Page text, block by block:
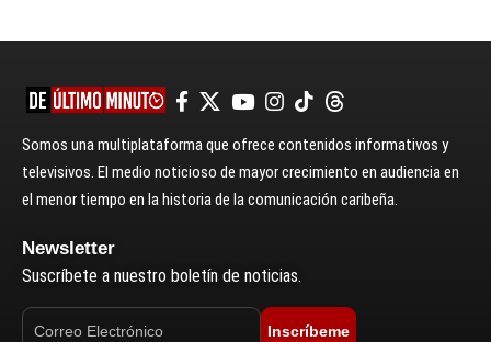
Somos una multiplataforma que ofrece contenidos informativos y
televisivos. El medio noticioso de mayor crecimiento en audiencia en
el menor tiempo en la historia de la comunicación caribeña.
Newsletter
Suscríbete a nuestro boletín de noticias.
Inscríbeme